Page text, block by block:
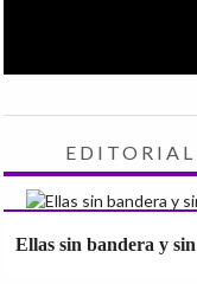
Ellas sin bandera y